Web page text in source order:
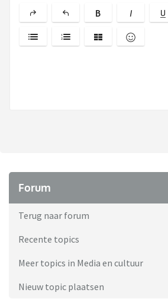
Forum
Terug naar forum
Recente topics
Meer topics in Media en cultuur
Nieuw topic plaatsen